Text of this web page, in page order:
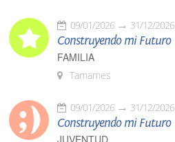
09/01/2026 31/12/2026
Construyendo mi Futuro
FAMILIA
Tamames
09/01/2026 31/12/2026
Construyendo mi Futuro
JUVENTUD